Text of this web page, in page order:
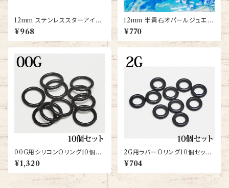
12mm ステンレススターアイレ
ット(FE-STR003-12-12m-SS
-BA)
¥968
12mm 半貴石オパールジュエル
カットダブルフレアプラグ(PST2
-04-12m-OP)
¥770
00G用シリコンOリング10個セ
ット(O-RING-00G-BK)
¥1,320
2G用ラバーOリング10個セット
(O-RING-2G-BK)
¥704